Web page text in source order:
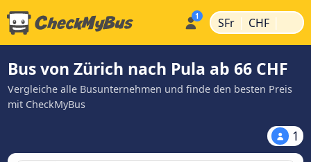
SFr | CHF |
Bus von Zürich nach Pula ab 66 CHF
Vergleiche alle Busunternehmen und finde den besten Preis
mit CheckMyBus
1